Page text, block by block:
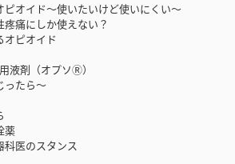
ピオイド〜使いたいけど使いにくい〜
痛にしか使えない？
ピオイド
剤（オプソⓇ）
ったら〜
薬
医のスタンス